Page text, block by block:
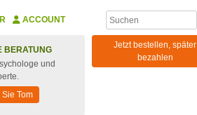
ACCOUNT
BERATUNG
und
Tom
Jetzt bestellen, später
bezahlen